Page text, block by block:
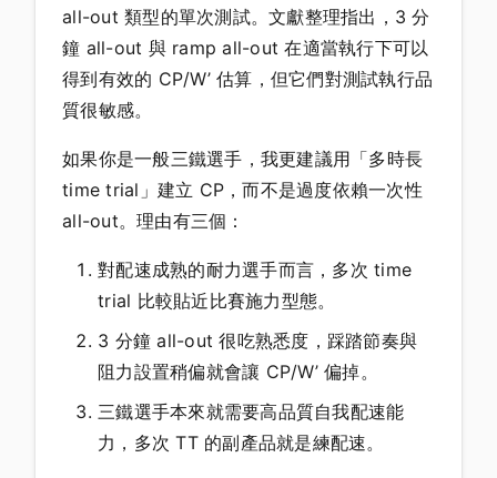
all-out 類型的單次測試。文獻整理指出，3 分
鐘 all-out 與 ramp all-out 在適當執行下可以
得到有效的 CP/W’ 估算，但它們對測試執行品
質很敏感。
如果你是一般三鐵選手，我更建議用「多時長
time trial」建立 CP，而不是過度依賴一次性
all-out。理由有三個：
對配速成熟的耐力選手而言，多次 time
trial 比較貼近比賽施力型態。
3 分鐘 all-out 很吃熟悉度，踩踏節奏與
阻力設置稍偏就會讓 CP/W’ 偏掉。
三鐵選手本來就需要高品質自我配速能
力，多次 TT 的副產品就是練配速。